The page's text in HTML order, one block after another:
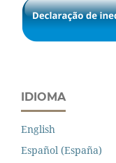
IDIOMA
English
Español (España)